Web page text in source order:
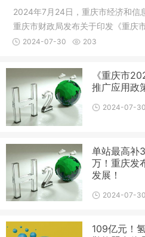
2024年7月24日，重庆市经济和信
重庆市财政局发布关于印发《重庆
推广应用政策措施》的通知。
2024-07-30 203
《重庆市
推广应用政
2024-07-30
单站最高补
万！重庆发
发展！
2024-07-30
109亿元！